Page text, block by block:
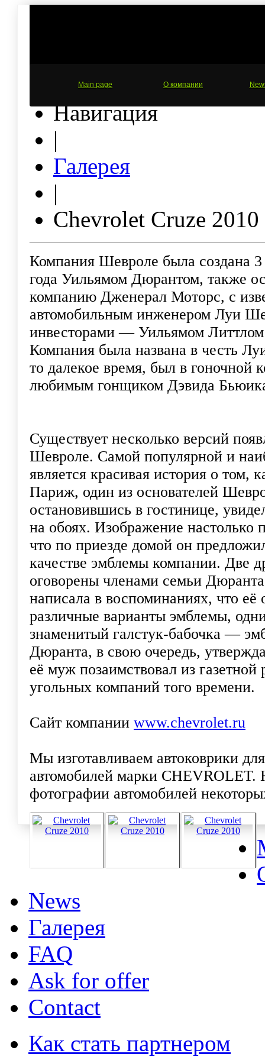
Main page О компании
Навигация
|
Галерея
|
Chevrolet Cruze 2010
Компания Шевроле была создана 3
года Уильямом Дюрантом, также
компанию Дженерал Моторс, с
автомобильным инженером Луи
инвесторами — Уильямом
Компания была названа в честь
то далекое время, был в
любимым гонщиком Дэвида
Существует несколько версий
Шевроле. Самой популярной и
является красивая история о том,
Париж, один из основателей
остановившись в гостинице,
на обоях. Изображение настолько
что по приезде домой он
качестве эмблемы компании. Две
оговорены членами семьи
написала в воспоминаниях, что её
различные варианты эмблемы,
знаменитый галстук-бабочка —
Дюранта, в свою очередь,
её муж позаимствовал из
угольных компаний того времени.
Сайт компании www.chevrolet.ru
Мы изготавливаем автоковрики
автомобилей марки CHEVROLET.
фотографии автомобилей
News
Галерея
FAQ
Ask for offer
Contact
Как стать партнером